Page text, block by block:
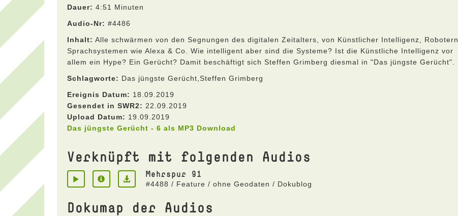
Dauer: 4:51 Minuten
Audio-Nr: #4486
Inhalt: Alle schwärmen von den Segnungen des digitalen Zeitalters, von Künstlicher Intelligenz, Robotern,
Sprachsystemen wie Alexa & Co. Wie intelligent aber sind die Systeme? Ist die Künstliche Intelligenz vor
allem ein Hype? Ein Gerücht? Damit beschäftigt sich Steffen Grimberg diesmal in "Das jüngste Gerücht".
Schlagworte: Das jüngste Gerücht,Steffen Grimberg
Ereignis Datum: 18.09.2019
Gesendet in SWR2: 22.09.2019
Upload Datum: 19.09.2019
Das jüngste Gerücht - 6 als MP3 Download
Verknüpft mit folgenden Audios
Mehrspur 91
#4488 / Feature / ohne Geodaten / Dokublog
Dokumap der Audios